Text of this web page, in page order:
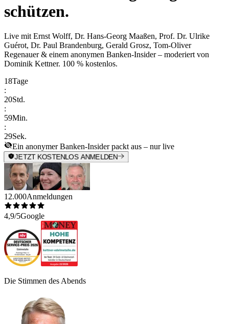
schützen.
Live mit Ernst Wolff, Dr. Hans-Georg Maaßen, Prof. Dr. Ulrike
Guérot, Dr. Paul Brandenburg, Gerald Grosz, Tom-Oliver
Regenauer & einem anonymen Banken-Insider– moderiert von
Dominik Kettner. 100 % kostenlos.
18Tage
:
20Std.
:
59Min.
:
29Sek.
Ein anonymer Banken-Insider packt aus – nur live
JETZT KOSTENLOS ANMELDEN
12.000Anmeldungen
4,9/5Google
Die Stimmen des Abends